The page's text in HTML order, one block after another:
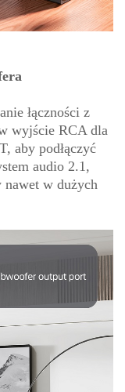
łączności z
wyjście RCA dla
aby podłączyć
audio 2.1,
nawet w dużych